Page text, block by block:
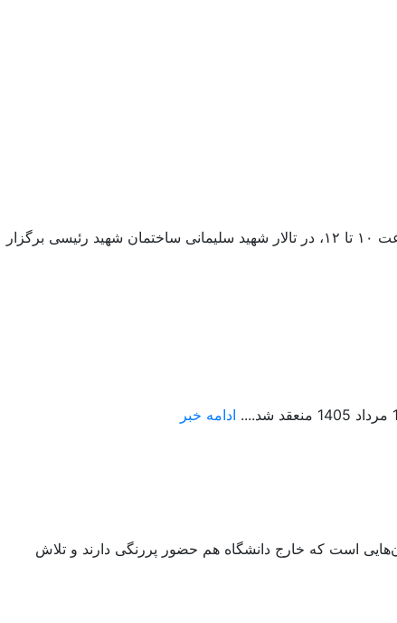
نشست هم‌اندیشی اساتید با موضوع «رویکرد سیاسی معتدل و صلح‌طلبانه ائمه شیعۀ دوازده امامی» در تاریخ دوشنبه ۵ مرداد ۱۴۰۵، از ساعت ۱۰ تا ۱۲، در تالار شهید سلیمانی ساختمان شهید رئیسی برگزار
ادامه خبر